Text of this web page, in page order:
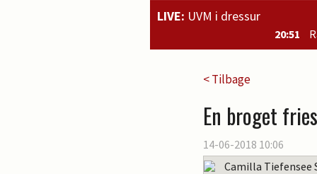
LIVE: UVM i dressur
Rahmoz Langholt og
< Tilbage
En broget
14-06-2018 10:06
Camilla Tiefensee